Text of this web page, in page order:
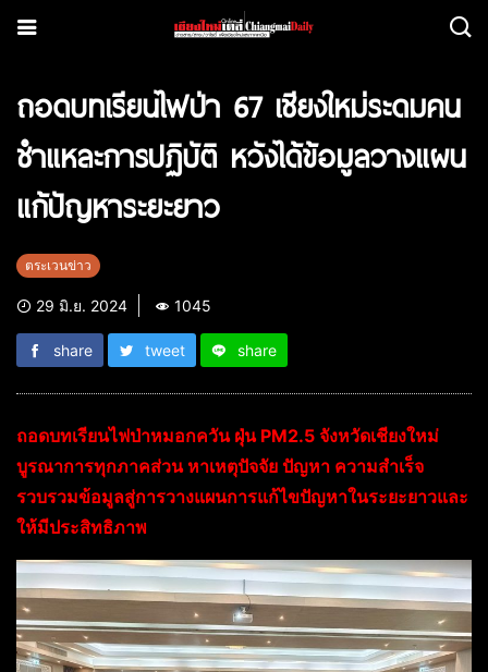
ถอดบทเรียนไฟป่า 67 เชียงใหม่ระดมคน
ชำแหละการปฏิบัติ หวังได้ข้อมูลวางแผน
แก้ปัญหาระยะยาว
ตระเวนข่าว
29 มิ.ย. 2024 1045
share tweet share
ถอดบทเรียนไฟป่าหมอกควัน ฝุ่น PM2.5 จังหวัดเชียงใหม่
บูรณาการทุกภาคส่วน หาเหตุปัจจัย ปัญหา ความสำเร็จ
รวบรวมข้อมูลสู่การวางแผนการแก้ไขปัญหาในระยะยาวและ
ให้มีประสิทธิภาพ